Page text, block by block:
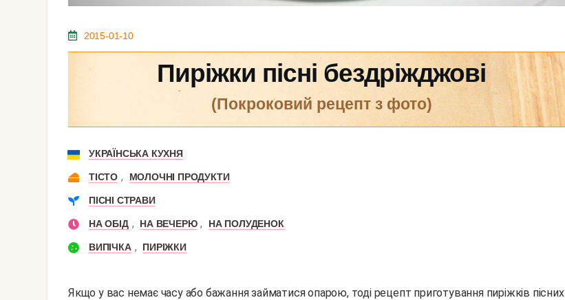
2015-01-10
Пиріжки пісні бездріжджові
(покроковий рецепт з фото)
УКРАЇНСЬКА КУХНЯ
ТІСТО , МОЛОЧНІ ПРОДУКТИ
ПІСНІ СТРАВИ
НА ОБІД , НА ВЕЧЕРЮ , НА ПОЛУДЕНОК
ВИПІЧКА , ПИРІЖКИ
Якщо у вас немає часу або бажання займатися опарою, тоді рецепт приготування пиріжків пісних